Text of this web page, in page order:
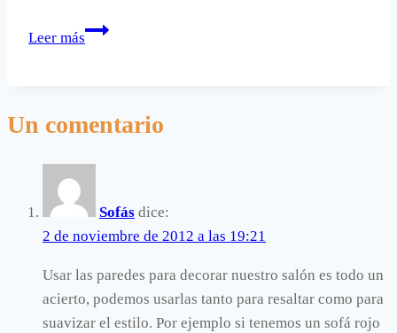
Leer más
Decorar
cortinas.
Un comentario
Sofás dice:
2 de noviembre de 2012 a las 19:21
Usar las paredes para decorar nuestro salón es todo un
acierto, podemos usarlas tanto para resaltar como para
suavizar el estilo. Por ejemplo si tenemos un sofá rojo